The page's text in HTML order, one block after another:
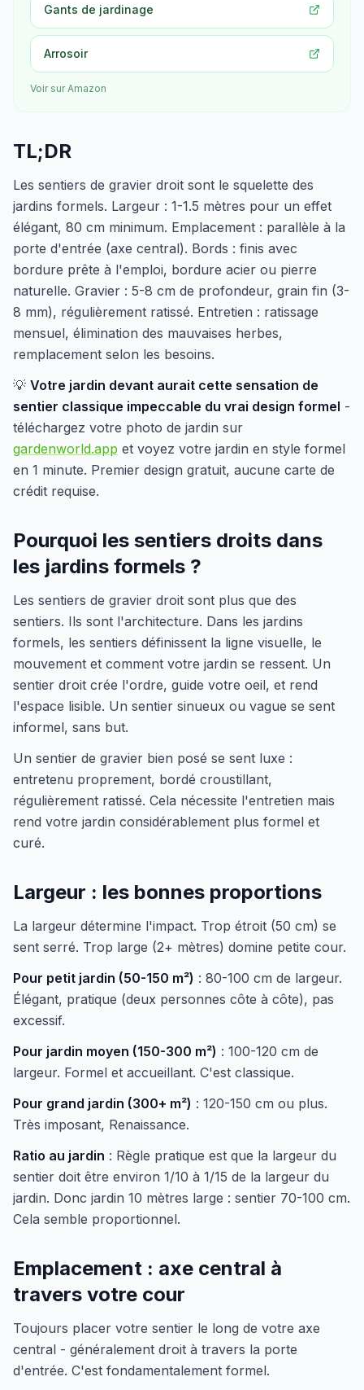
Gants de jardinage
Arrosoir
Voir sur Amazon
TL;DR
Les sentiers de gravier droit sont le squelette des
jardins formels. Largeur : 1-1.5 mètres pour un effet
élégant, 80 cm minimum. Emplacement : parallèle à la
porte d'entrée (axe central). Bords : finis avec
bordure prête à l'emploi, bordure acier ou pierre
naturelle. Gravier : 5-8 cm de profondeur, grain fin (3-
8 mm), régulièrement ratissé. Entretien : ratissage
mensuel, élimination des mauvaises herbes,
remplacement selon les besoins.
💡 Votre jardin devant aurait cette sensation de
sentier classique impeccable du vrai design formel -
téléchargez votre photo de jardin sur
gardenworld.app et voyez votre jardin en style formel
en 1 minute. Premier design gratuit, aucune carte de
crédit requise.
Pourquoi les sentiers droits dans
les jardins formels ?
Les sentiers de gravier droit sont plus que des
sentiers. Ils sont l'architecture. Dans les jardins
formels, les sentiers définissent la ligne visuelle, le
mouvement et comment votre jardin se ressent. Un
sentier droit crée l'ordre, guide votre oeil, et rend
l'espace lisible. Un sentier sinueux ou vague se sent
informel, sans but.
Un sentier de gravier bien posé se sent luxe :
entretenu proprement, bordé croustillant,
régulièrement ratissé. Cela nécessite l'entretien mais
rend votre jardin considérablement plus formel et
curé.
Largeur : les bonnes proportions
La largeur détermine l'impact. Trop étroit (50 cm) se
sent serré. Trop large (2+ mètres) domine petite cour.
Pour petit jardin (50-150 m²) : 80-100 cm de largeur.
Élégant, pratique (deux personnes côte à côte), pas
excessif.
Pour jardin moyen (150-300 m²) : 100-120 cm de
largeur. Formel et accueillant. C'est classique.
Pour grand jardin (300+ m²) : 120-150 cm ou plus.
Très imposant, Renaissance.
Ratio au jardin : Règle pratique est que la largeur du
sentier doit être environ 1/10 à 1/15 de la largeur du
jardin. Donc jardin 10 mètres large : sentier 70-100 cm.
Cela semble proportionnel.
Emplacement : axe central à
travers votre cour
Toujours placer votre sentier le long de votre axe
central - généralement droit à travers la porte
d'entrée. C'est fondamentalement formel.